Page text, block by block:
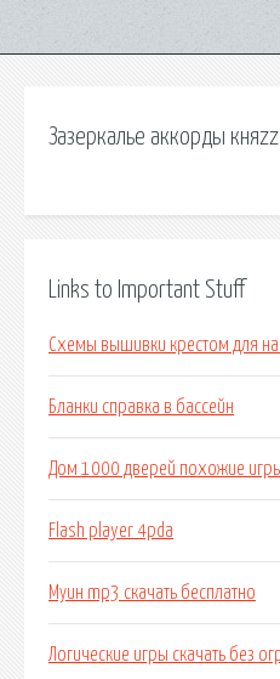
Зазеркалье аккорды княzz
Links to Important Stuff
Схемы вышивки крестом для
Бланки справка в бассейн
Дом 1000 дверей похожие
Flash player 4pda
Муин mp3 скачать бесплатно
Логические игры скачать без